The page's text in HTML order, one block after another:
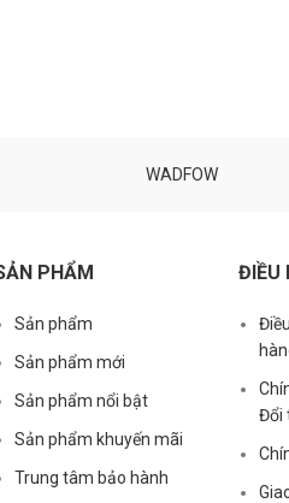
WADFOW
PHẨM
Sản phẩm
Sản phẩm mới
Sản phẩm nổi bật
Sản phẩm khuyến mãi
Trung tâm bảo hành
ĐIỀU
Đổi